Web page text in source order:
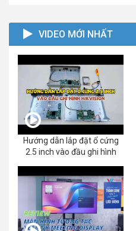
VIDEO MỚI NHẤT
Hướng dẫn lắp đặt ổ cứng
2.5 inch vào đầu ghi hình